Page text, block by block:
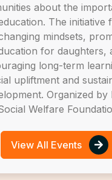
about the
The initiative
mindsets,
for daughters,
long-term
upliftment and
Organized by
Welfare
View All Events